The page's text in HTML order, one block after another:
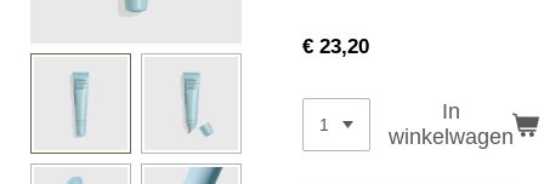
€ 23,20
In
winkelwagen